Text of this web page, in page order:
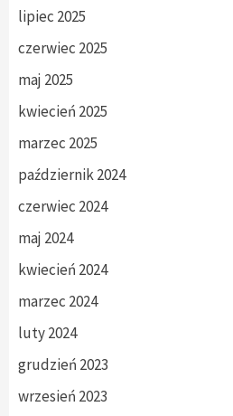
lipiec 2025
czerwiec 2025
maj 2025
kwiecień 2025
marzec 2025
październik 2024
czerwiec 2024
maj 2024
kwiecień 2024
marzec 2024
luty 2024
grudzień 2023
wrzesień 2023